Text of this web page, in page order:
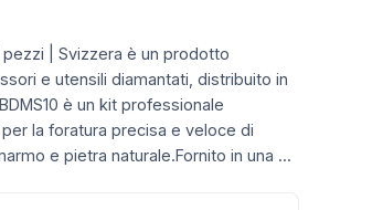
pezzi | Svizzera è un prodotto
e utensili diamantati, distribuito in
è un kit professionale
la foratura precisa e veloce di
e pietra naturale.Fornito in una ...